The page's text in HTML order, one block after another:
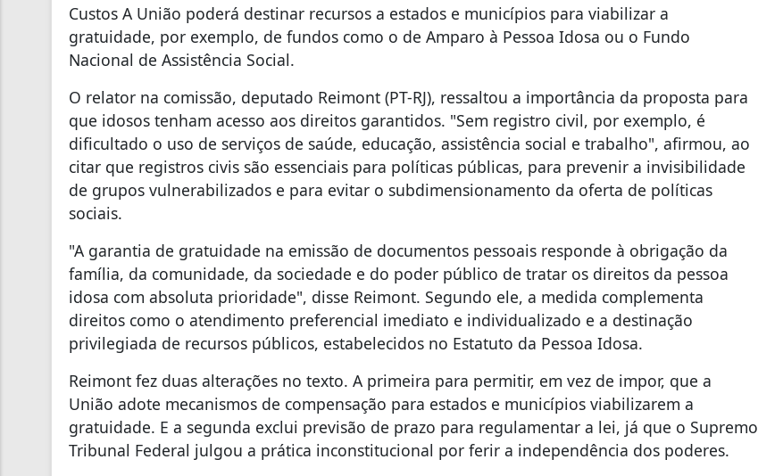
Custos A União poderá destinar recursos a estados e municípios para viabilizar a
gratuidade, por exemplo, de fundos como o de Amparo à Pessoa Idosa ou o Fundo
Nacional de Assistência Social.
O relator na comissão, deputado Reimont (PT-RJ), ressaltou a importância da proposta para
que idosos tenham acesso aos direitos garantidos. "Sem registro civil, por exemplo, é
dificultado o uso de serviços de saúde, educação, assistência social e trabalho", afirmou, ao
citar que registros civis são essenciais para políticas públicas, para prevenir a invisibilidade
de grupos vulnerabilizados e para evitar o subdimensionamento da oferta de políticas
sociais.
"A garantia de gratuidade na emissão de documentos pessoais responde à obrigação da
família, da comunidade, da sociedade e do poder público de tratar os direitos da pessoa
idosa com absoluta prioridade", disse Reimont. Segundo ele, a medida complementa
direitos como o atendimento preferencial imediato e individualizado e a destinação
privilegiada de recursos públicos, estabelecidos no Estatuto da Pessoa Idosa.
Reimont fez duas alterações no texto. A primeira para permitir, em vez de impor, que a
União adote mecanismos de compensação para estados e municípios viabilizarem a
gratuidade. E a segunda exclui previsão de prazo para regulamentar a lei, já que o Supremo
Tribunal Federal julgou a prática inconstitucional por ferir a independência dos poderes.